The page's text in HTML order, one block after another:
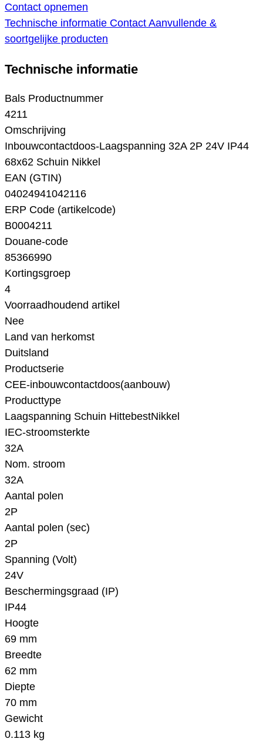
Contact opnemen
Technische informatie Contact Aanvullende &
soortgelijke producten
Technische informatie
Bals Productnummer
4211
Omschrijving
Inbouwcontactdoos-Laagspanning 32A 2P 24V IP44
68x62 Schuin Nikkel
EAN (GTIN)
04024941042116
ERP Code (artikelcode)
B0004211
Douane-code
85366990
Kortingsgroep
4
Voorraadhoudend artikel
Nee
Land van herkomst
Duitsland
Productserie
CEE-inbouwcontactdoos(aanbouw)
Producttype
Laagspanning Schuin HittebestNikkel
IEC-stroomsterkte
32A
Nom. stroom
32A
Aantal polen
2P
Aantal polen (sec)
2P
Spanning (Volt)
24V
Beschermingsgraad (IP)
IP44
Hoogte
69 mm
Breedte
62 mm
Diepte
70 mm
Gewicht
0.113 kg